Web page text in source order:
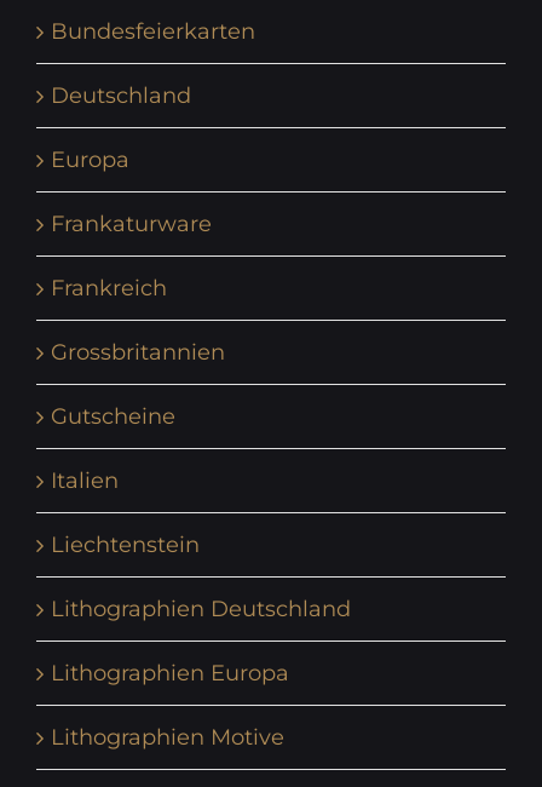
Bundesfeierkarten
Deutschland
Europa
Frankaturware
Frankreich
Grossbritannien
Gutscheine
Italien
Liechtenstein
Lithographien Deutschland
Lithographien Europa
Lithographien Motive